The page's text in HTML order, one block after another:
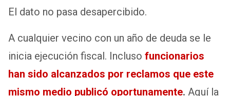
El dato no pasa desapercibido.
A cualquier vecino con un año de deuda se le
inicia ejecución fiscal. Incluso funcionarios
han sido alcanzados por reclamos que este
mismo medio publicó oportunamente. Aquí la